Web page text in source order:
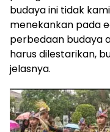
budaya ini tidak
menekankan pada
perbedaan budaya
harus dilestarikan,
jelasnya.